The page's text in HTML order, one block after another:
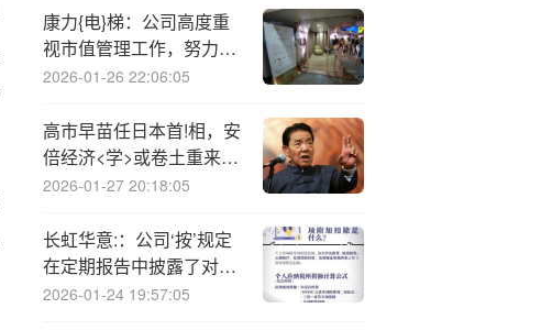
康力{电}梯：公司高度重
视市值管理工作，努力提
高经营质效
2026-01-26 22:06:05
高市早苗任日本首!相，安
倍经济<学>或卷土重来，
恐引爆日元贬值？
2026-01-27 20:18:05
长虹华意:：公司‘按’规定
在定期报告中披露了对应
时点的股东信息
2026-01-24 19:57:05